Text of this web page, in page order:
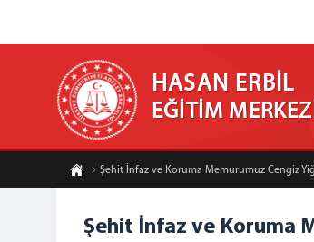
HASAN ERBİL
EĞİTİM
Şehit İnfaz ve Koruma Memurumuz Cengiz
Şehit İnfaz ve Koruma